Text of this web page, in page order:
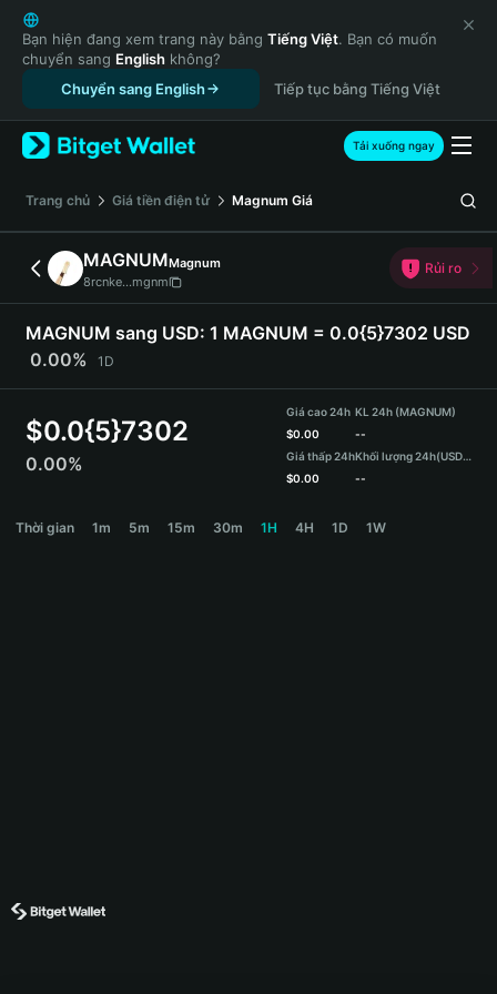
English
日本語
Tiếng Việt
Русский
Español (Latinoamérica)
Türkçe
Français
Deutsch
简体中文
繁體中文
Português (Portugal)
Bahasa Indonesia
ภาษาไทย
हिन्दी
Español
Português (Brasil)
Bạn hiện đang xem trang này bằng Tiếng Việt. Bạn có muốn
chuyển sang English không?
Chuyển sang English
Tiếp tục bằng Tiếng Việt
Tải xuống ngay
‌Trang chủ Giá tiền điện tử Magnum Giá
MAGNUMMagnum
8rcnke...mgnm
Rủi ro
MAGNUM sang USD: 1 MAGNUM = 0.0{5}7302 USD
0.00%
1D
$0.0{5}7302
0.00%
Giá cao 24h
$0.00
Giá thấp 24h
$0.00
KL 24h (MAGNUM)
--
Khối lượng 24h(USDT)
--
Thời gian 1m 5m 15m 30m 1H 4H 1D 1W